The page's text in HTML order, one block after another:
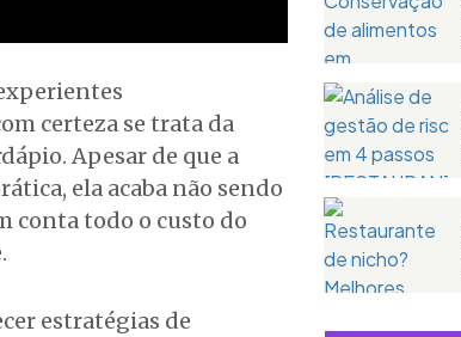
certeza se trata da
Apesar de que a
ela acaba não sendo
conta todo o custo do
estratégias de